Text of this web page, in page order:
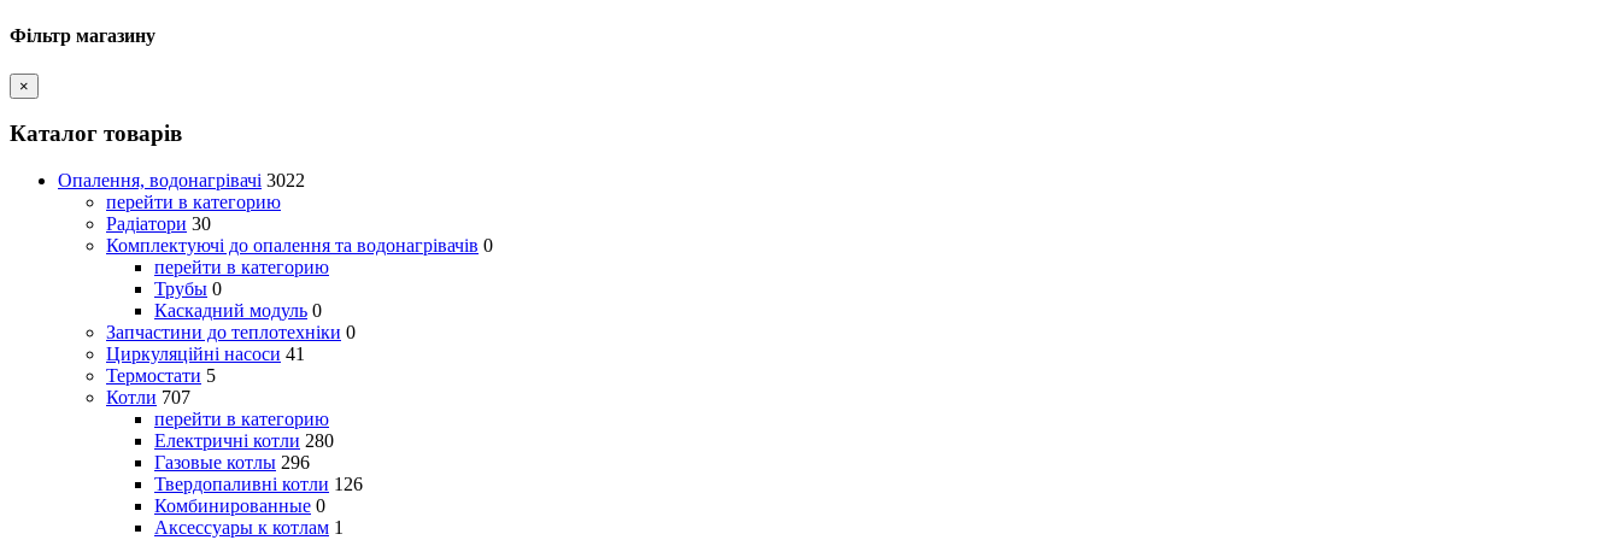
Фільтр магазину
×
Каталог товарів
Опалення, водонагрівачі 3022
перейти в категорию
Радіатори 30
Комплектуючі до опалення та водонагрівачів 0
перейти в категорию
Трубы 0
Каскадний модуль 0
Запчастини до теплотехніки 0
Циркуляційні насоси 41
Термостати 5
Котли 707
перейти в категорию
Електричні котли 280
Газовые котлы 296
Твердопаливні котли 126
Комбинированные 0
Аксессуары к котлам 1